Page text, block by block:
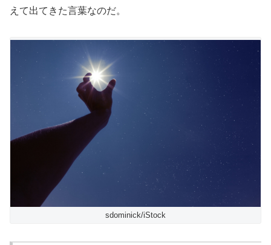
えて出てきた言葉なのだ。
sdominick/iStock